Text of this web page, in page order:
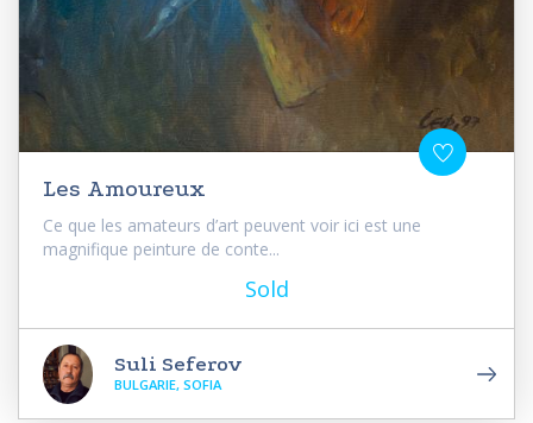
Les Amoureux
Ce que les amateurs d’art peuvent voir ici est une
magnifique peinture de conte...
Sold
Suli Seferov
BULGARIE, SOFIA